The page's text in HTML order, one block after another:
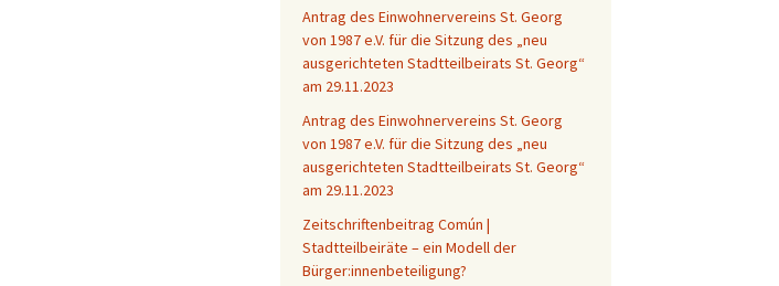
Antrag des Einwohnervereins St. Georg
von 1987 e.V. für die Sitzung des „neu
ausgerichteten Stadtteilbeirats St. Georg“
am 29.11.2023
Antrag des Einwohnervereins St. Georg
von 1987 e.V. für die Sitzung des „neu
ausgerichteten Stadtteilbeirats St. Georg“
am 29.11.2023
Zeitschriftenbeitrag Común |
Stadtteilbeiräte – ein Modell der
Bürger:innenbeteiligung?